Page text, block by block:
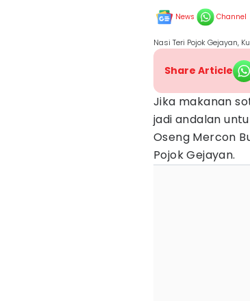
News Channel
Nasi Teri Pojok Gejayan,
Share Article
Jika makanan
jadi andalan
Oseng Mercon
Pojok Gejayan.